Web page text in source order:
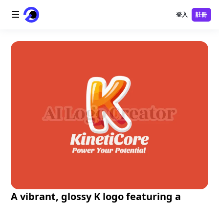
首頁
免費工具
登入 註冊
A vibrant, glossy K logo featuring a